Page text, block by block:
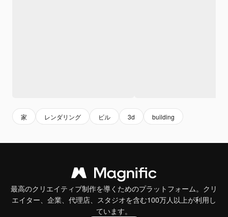
家 レンダリング ビル 3d building
最高のクリエイティブ制作を導くためのプラットフォーム。クリ
エイター、企業、代理店、スタジオを含む100万人以上が利用し
ています。